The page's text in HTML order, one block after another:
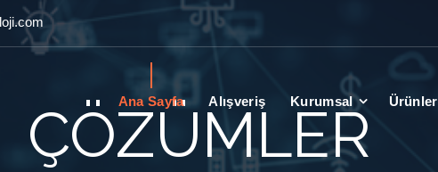
Ana Sayfa Alışveriş Kurumsal Ürünler
ÇÖZÜMLER